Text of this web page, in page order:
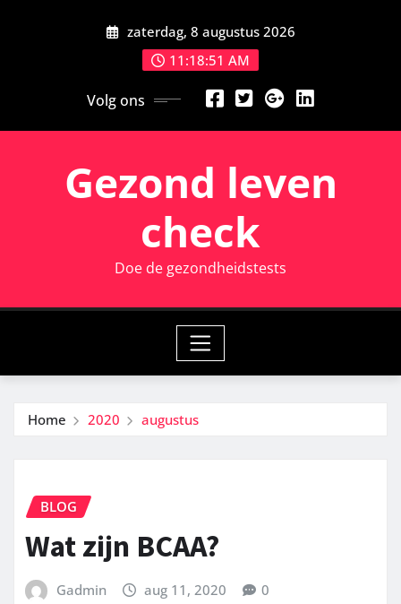
zaterdag, 8 augustus 2026
11:18:51 AM
Volg ons
Gezond leven
check
Doe de gezondheidstests
Home 2020 augustus
BLOG
Wat zijn BCAA?
Gadmin aug 11, 2020 0